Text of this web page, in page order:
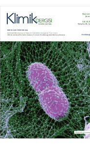
Cilt 39, Sayı 2